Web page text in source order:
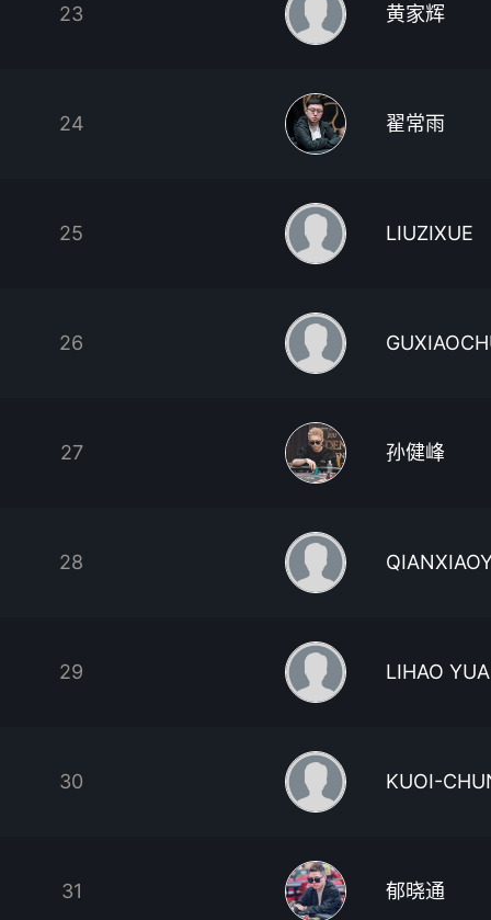
23 黄家辉
24 翟常雨
25 LIUZIXUE
26
27 孙健峰
28
29 LIHAO
30 KUOI-
31 郁晓通